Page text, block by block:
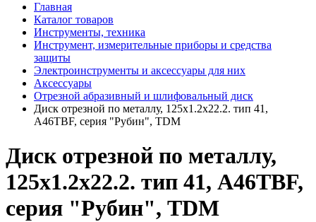
Главная
Каталог товаров
Инструменты, техника
Инструмент, измерительные приборы и средства
защиты
Электроинструменты и аксессуары для них
Аксессуары
Отрезной абразивный и шлифовальный диск
Диск отрезной по металлу, 125х1.2х22.2. тип 41,
A46TBF, серия "Рубин", TDM
Диск отрезной по металлу,
125х1.2х22.2. тип 41, A46TBF,
серия "Рубин", TDM